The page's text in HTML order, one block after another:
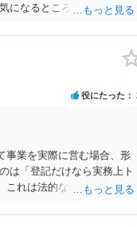
になるところですが、中身
役にたった
事業を実際に営む場合、形
は「登記だけなら実務上ト
これは法的な保証ではあり
それほど大きくないかもし